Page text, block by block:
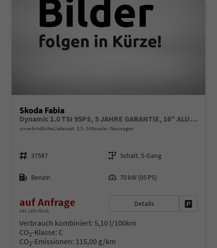
Skoda Fabia
Dynamic 1.0 TSI 95PS, 5 JAHRE GARANTIE, 16" ALU schwarz, Sportfahrwerk, SunSet, Parksensoren vo/hi, Kamera, Kessy, Alarm, Toter-Winkel, Virtual Cockpit 10", LED-Scheinwerfer, M-Lederlenkrad beheizt, NSW Sitzheizung, Tempomat, Climatronic, Radio 8"+Smartlink
unverbindliche Lieferzeit: 3,5 - 5 Monate Neuwagen
Fahrzeugnr.
37587
Getriebe
Schalt. 5-Gang
Kraftstoff
Benzin 70 kW (95 PS)
auf Anfrage
inkl. 19% MwSt.
Details
Verbrauch kombiniert: 5,10 l/100km
CO2-Klasse: C
CO2-Emissionen: 115,00 g/km